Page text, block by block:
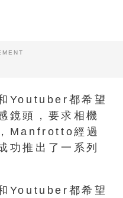
Youtuber都希望
鏡頭，要求相機
Manfrotto經過
功推出了一系列
Youtuber都希望